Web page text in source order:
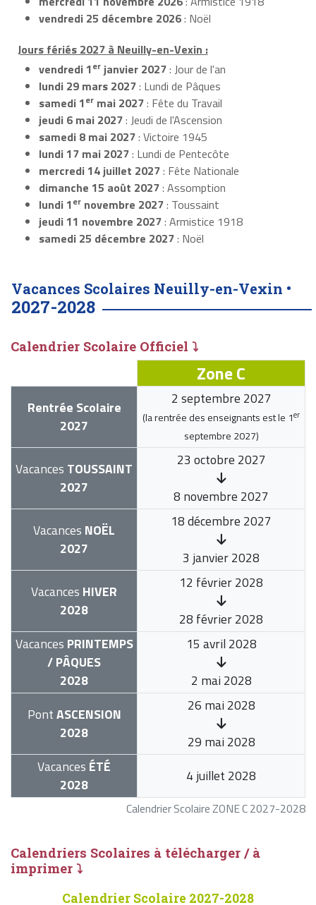
vendredi 25 décembre 2026: Noël
Jours fériés 2027 à Neuilly-en-Vexin :
vendredi 1er janvier 2027: Jour de l'an
lundi 29 mars 2027: Lundi de Pâques
samedi 1er mai 2027: Fête du Travail
jeudi 6 mai 2027: Jeudi de l'Ascension
samedi 8 mai 2027: Victoire 1945
lundi 17 mai 2027: Lundi de Pentecôte
mercredi 14 juillet 2027: Fête Nationale
dimanche 15 août 2027: Assomption
lundi 1er novembre 2027: Toussaint
jeudi 11 novembre 2027: Armistice 1918
samedi 25 décembre 2027: Noël
Vacances Scolaires Neuilly-en-Vexin •
2027-2028
Calendrier Scolaire Officiel ⤵
Calendrier Scolaire ZONE C 2027-2028
Zone C
Rentrée Scolaire
2027
2 septembre 2027
(la rentrée des enseignants est le 1er
septembre 2027)
Vacances TOUSSAINT
2027
23 octobre 2027
8 novembre 2027
Vacances NOËL
2027
18 décembre 2027
3 janvier 2028
Vacances HIVER
2028
12 février 2028
28 février 2028
Vacances PRINTEMPS
/ PÂQUES
2028
15 avril 2028
2 mai 2028
PontASCENSION
2028
26 mai 2028
29 mai 2028
Vacances ÉTÉ
2028
4 juillet 2028
Calendriers Scolaires à télécharger / à
imprimer ⤵
Calendrier Scolaire 2027-2028